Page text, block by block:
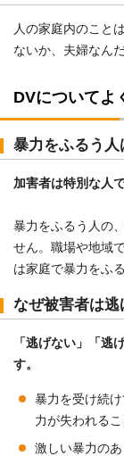
人の家庭内のこと
ないか、夫婦なん
DVについてよ
暴力をふるう
加害者は特別な人
暴力をふるう人の
せん。職場や地域
は家庭で暴力をふ
なぜ被害者は逃
「逃げない」「逃
す。
暴力を受け続
力が失われるこ
激しい暴力の